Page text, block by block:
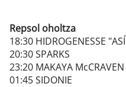
Repsol oholtza
18:30 HIDROGENESSE
20:30 SPARKS
23:20 MAKAYA McCRAVEN
01:45 SIDONIE